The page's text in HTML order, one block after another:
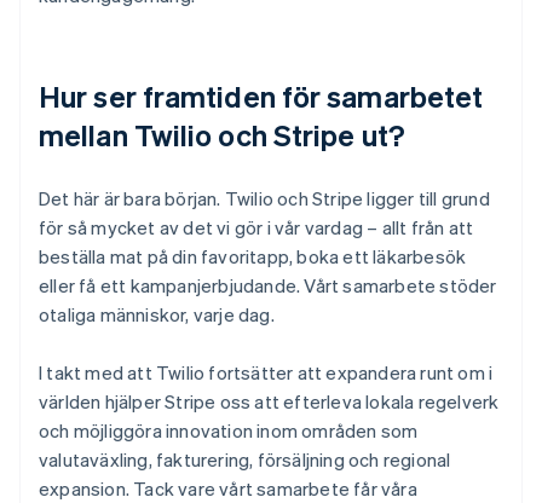
Hur ser framtiden för samarbetet
mellan Twilio och Stripe ut?
Det här är bara början. Twilio och Stripe ligger till grund
för så mycket av det vi gör i vår vardag – allt från att
beställa mat på din favoritapp, boka ett läkarbesök
eller få ett kampanjerbjudande. Vårt samarbete stöder
otaliga människor, varje dag.
I takt med att Twilio fortsätter att expandera runt om i
världen hjälper Stripe oss att efterleva lokala regelverk
och möjliggöra innovation inom områden som
valutaväxling, fakturering, försäljning och regional
expansion. Tack vare vårt samarbete får våra